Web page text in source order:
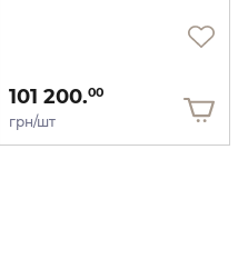
101 200.00
грн/шт